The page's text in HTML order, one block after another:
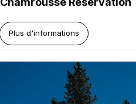
Plus d'informations